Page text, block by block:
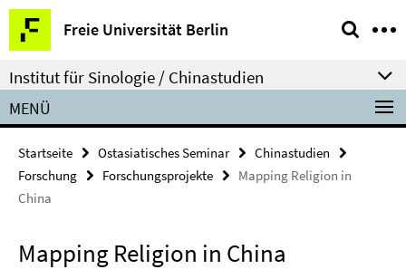
Springe
direkt
zu
Inhalt
Freie Universität Berlin
Service-
Navigation
Institut für Sinologie / Chinastudien
MENÜ
Startseite Ostasiatisches Seminar
Chinastudien
Forschung
Forschungsprojekte
Mapping Religion in
China
Mapping Religion in China